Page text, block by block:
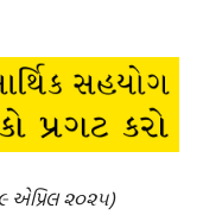
એપ્રિલ ૨૦૨૫)